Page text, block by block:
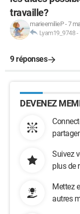
travaille?
marieemilieP-7
Lyam19_9748-
9 réponses
DEVENEZ
Suivez
plus de
Mettez
autres